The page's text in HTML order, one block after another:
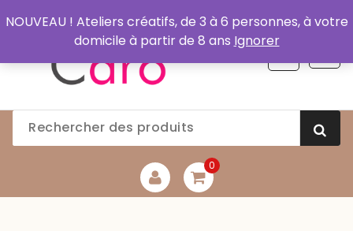
au
0
NOUVEAU ! Ateliers créatifs, de 3 à 6 personnes, à votre
domicile à partir de 8 ans Ignorer